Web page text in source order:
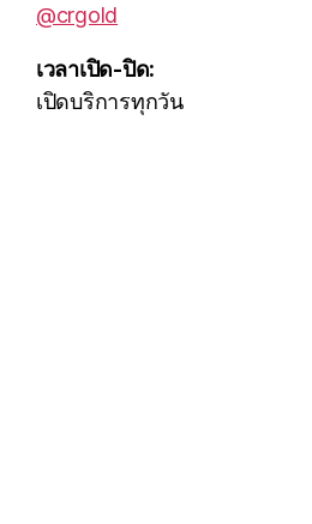
@crgold
เวลาเปิด-ปิด:
เปิดบริการทุกวัน